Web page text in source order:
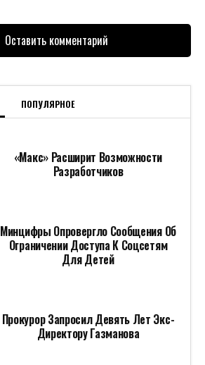
Оставить комментарий
ПОПУЛЯРНОЕ
«Макс» Расширит Возможности
Разработчиков
Минцифры Опровергло Сообщения Об
Ограничении Доступа К Соцсетям
Для Детей
Прокурор Запросил Девять Лет Экс-
Директору Газманова